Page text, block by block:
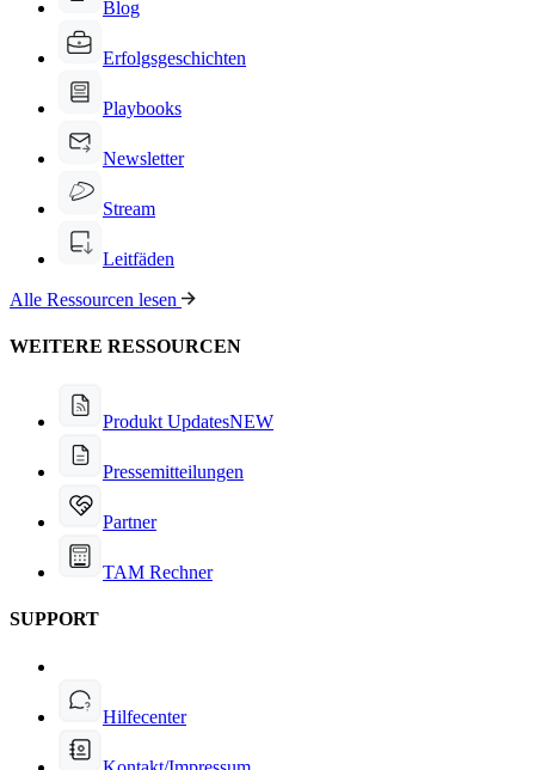
Blog
Erfolgsgeschichten
Playbooks
Newsletter
Stream
Leitfäden
Alle Ressourcen lesen
WEITERE RESSOURCEN
Produkt UpdatesNEW
Pressemitteilungen
Partner
TAM Rechner
SUPPORT
Hilfecenter